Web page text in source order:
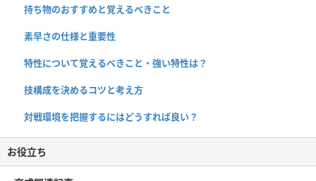
持ち物のおすすめと覚えるべきこと
素早さの仕様と重要性
特性について覚えるべきこと・強い特性は？
技構成を決めるコツと考え方
対戦環境を把握するにはどうすれば良い？
お役立ち